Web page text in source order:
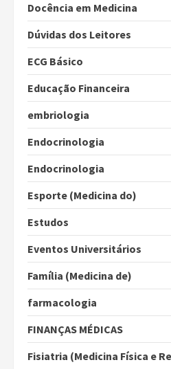
Docência em Medicina
Dúvidas dos Leitores
ECG Básico
Educação Financeira
embriologia
Endocrinologia
Endocrinologia
Esporte (Medicina do)
Estudos
Eventos Universitários
Família (Medicina de)
farmacologia
FINANÇAS MÉDICAS
Fisiatria (Medicina Física e